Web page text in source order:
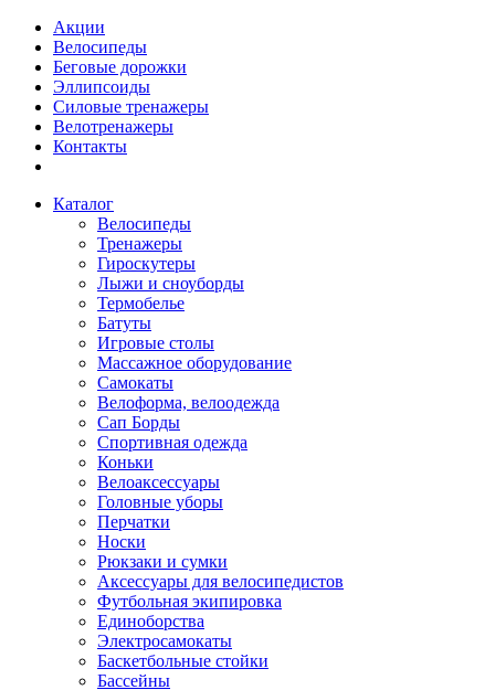
Акции
Велосипеды
Беговые дорожки
Эллипсоиды
Силовые тренажеры
Велотренажеры
Контакты
Каталог
Велосипеды
Тренажеры
Гироскутеры
Лыжи и сноуборды
Термобелье
Батуты
Игровые столы
Массажное оборудование
Самокаты
Велоформа, велоодежда
Сап Борды
Спортивная одежда
Коньки
Велоаксессуары
Головные уборы
Перчатки
Носки
Рюкзаки и сумки
Аксессуары для велосипедистов
Футбольная экипировка
Единоборства
Электросамокаты
Баскетбольные стойки
Бассейны